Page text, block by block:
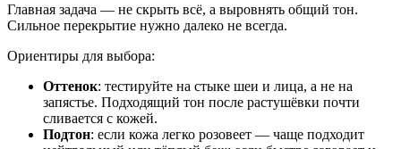
Главная задача — не скрыть всё, а выровнять общий тон.
Сильное перекрытие нужно далеко не всегда.
Ориентиры для выбора:
Оттенок: тестируйте на стыке шеи и лица, а не на
запястье. Подходящий тон после растушёвки почти
сливается с кожей.
Подтон: если кожа легко розовеет — чаще подходит